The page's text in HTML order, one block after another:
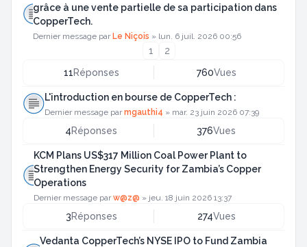
grâce à une vente partielle de sa participation dans
CopperTech.
Dernier message par Le Niçois » lun. 6 juil. 2026 00:56
1
2
11Réponses 760Vues
L'introduction en bourse de CopperTech :
Dernier message parmgauthi4 » mar. 23 juin 2026 07:39
4Réponses 376Vues
KCM Plans US$317 Million Coal Power Plant to
Strengthen Energy Security for Zambia’s Copper
Operations
Dernier message parw@z@ » jeu. 18 juin 2026 13:37
3Réponses 274Vues
Vedanta CopperTech’s NYSE IPO to Fund Zambia